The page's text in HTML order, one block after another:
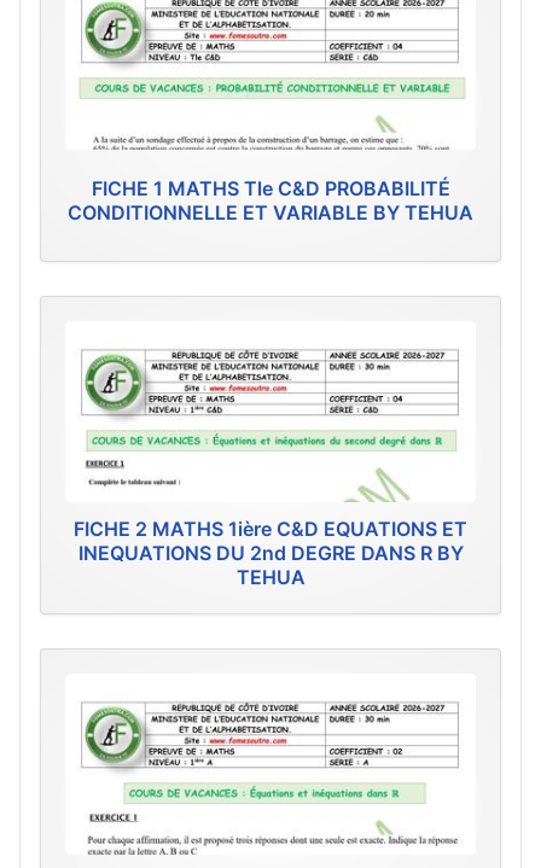
FICHE 1 MATHS Tle C&D PROBABILITÉ
CONDITIONNELLE ET VARIABLE BY TEHUA
FICHE 2 MATHS 1ière C&D EQUATIONS ET
INEQUATIONS DU 2nd DEGRE DANS R BY
TEHUA